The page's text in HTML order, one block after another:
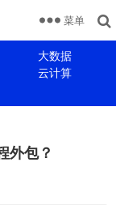
大数据
云计算
菜单
外包？